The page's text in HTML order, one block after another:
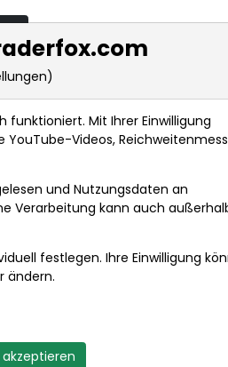
Nachrichten
Echtzeit-Aktienkurs
CHARTTOOL
Mit Ihrer Einwilligung
Videos,
und Nutzungsdaten an
Verarbeitung kann auch
festlegen. Ihre Einwilligung
ändern.
akzeptieren